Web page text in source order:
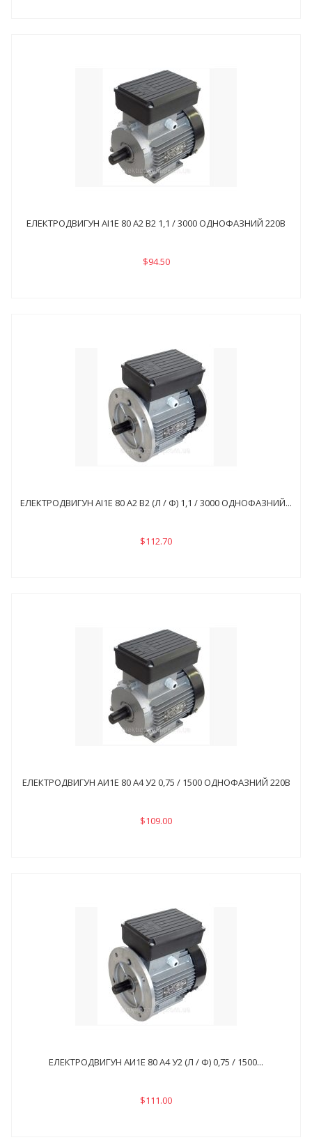
ЕЛЕКТРОДВИГУН АІ1Е 80 А2 В2 1,1 / 3000 ОДНОФАЗНИЙ 220В
$94.50
ЕЛЕКТРОДВИГУН АІ1Е 80 А2 В2 (Л / Ф) 1,1 / 3000 ОДНОФАЗНИЙ...
$112.70
ЕЛЕКТРОДВИГУН АИ1Е 80 А4 У2 0,75 / 1500 ОДНОФАЗНИЙ 220В
$109.00
ЕЛЕКТРОДВИГУН АИ1Е 80 А4 У2 (Л / Ф) 0,75 / 1500...
$111.00